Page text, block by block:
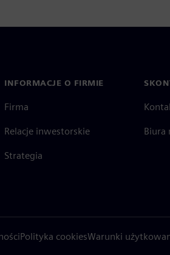
INFORMACJE O FIRMIE
Firma
Relacje inwestorskie
Strategia
Biura
Polityka cookiesWarunki